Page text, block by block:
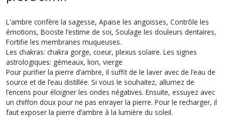
L'ambre confère la sagesse, Apaise les angoisses, Contrôle les
émotions, Booste l’estime de soi, Soulage les douleurs dentaires,
Fortifie les membranes muqueuses.
Les chakras: chakra gorge, coeur, plexus solaire. Les signes
astrologiques: gémeaux, lion, vierge
Pour purifier la pierre d’ambre, il suffit de le laver avec de l’eau de
source et de l’eau distillée. Si vous le souhaitez, allumez de
l’encens pour éloigner les ondes négatives. Ensuite, essuyez avec
un chiffon doux pour ne pas enrayer la pierre. Pour le recharger, il
faut exposer la pierre d’ambre à la lumière du soleil.